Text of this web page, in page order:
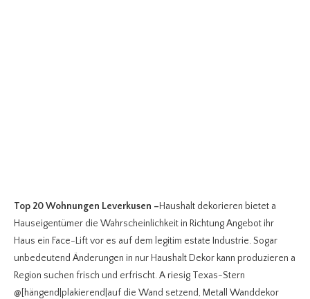
Top 20 Wohnungen Leverkusen –Haushalt dekorieren bietet a
Hauseigentümer die Wahrscheinlichkeit in Richtung Angebot ihr
Haus ein Face-Lift vor es auf dem legitim estate Industrie. Sogar
unbedeutend Änderungen in nur Haushalt Dekor kann produzieren a
Region suchen frisch und erfrischt. A riesig Texas-Stern
@[hängend|plakierend|auf die Wand setzend, Metall Wanddekor